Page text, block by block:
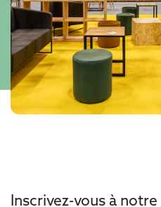
Inscrivez-vous à